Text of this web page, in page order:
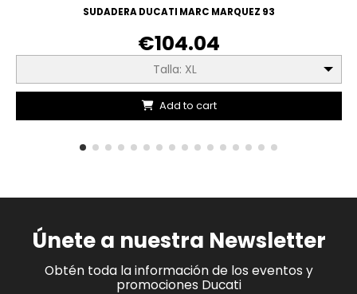
SUDADERA DUCATI MARC MARQUEZ 93
€104.04
Talla: XL
Add to cart
Únete a nuestra Newsletter
Obtén toda la información de los eventos y
promociones Ducati